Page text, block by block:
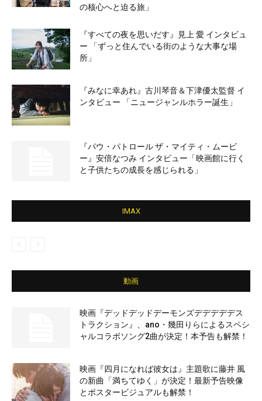
の核心へと迫る旅」
『すべての夜を思いだす』見上 愛 インタビュ
ー 「ずっと住んでいる街のような大事な場
所」
『みなに幸あれ』古川琴音＆下津優太監督 イ
ンタビュー 「ニュージャンルホラー誕生」
『パウ・パトロール ザ・マイティ・ムービ
ー』安倍なつみ インタビュー「映画館に行く
と子供たちの成長を感じられる」
IMAX
動画
映画『デッドデッドデーモンズデデデデデス
トラクション』、ano・幾田りらによるスペシ
ャルコラボソング2曲が決定！本予告も解禁！
映画『四月になれば彼女は』主題歌に藤井 風
の新曲「満ちてゆく」が決定！最新予告映像
とポスタービジュアルも解禁！